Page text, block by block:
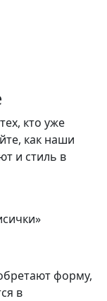
кто уже
как наши
и стиль в
форму,
в